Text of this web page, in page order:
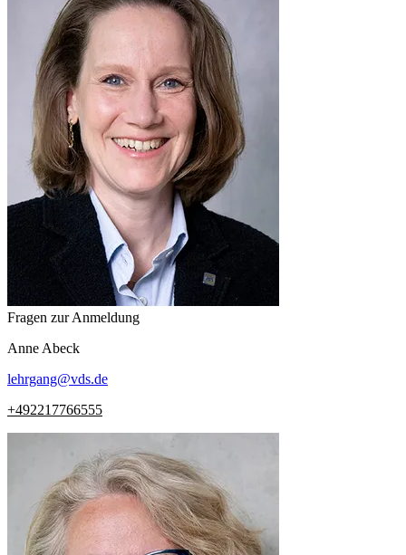
Fragen zur Anmeldung
Anne Abeck
lehrgang@vds.de
+492217766555